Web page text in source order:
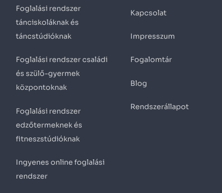
Foglalási rendszer
tánciskoláknak és
táncstúdióknak
Foglalási rendszer családi
és szülő-gyermek
központoknak
Foglalási rendszer
edzőtermeknek és
fitneszstúdióknak
Ingyenes online foglalási
rendszer
Kapcsolat
Impresszum
Fogalomtár
Blog
Rendszerállapot